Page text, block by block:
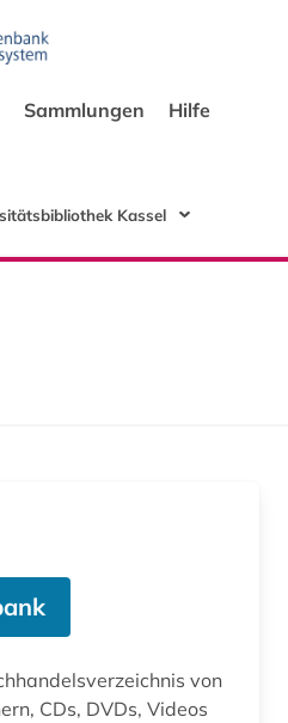
Sammlungen Hilfe
Kassel
von
CDs, DVDs, Videos